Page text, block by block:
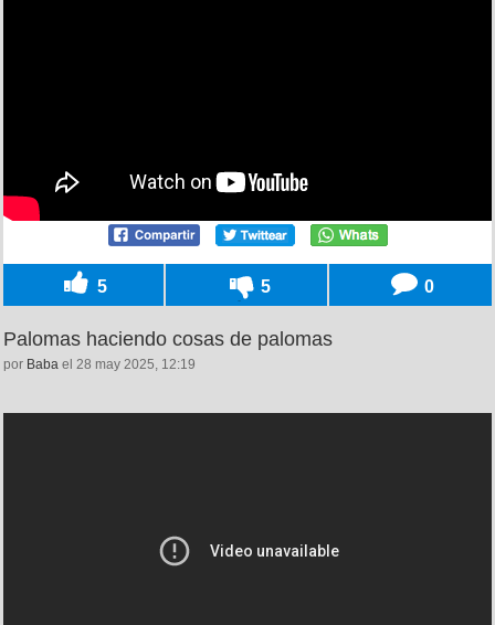
5 5 0
Palomas haciendo cosas de palomas
por Baba el 28 may 2025, 12:19